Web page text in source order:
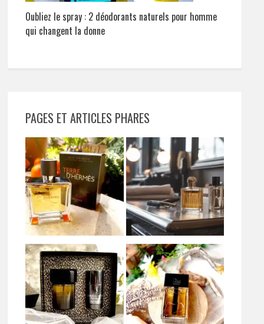
Oubliez le spray : 2 déodorants naturels pour homme
qui changent la donne
PAGES ET ARTICLES PHARES